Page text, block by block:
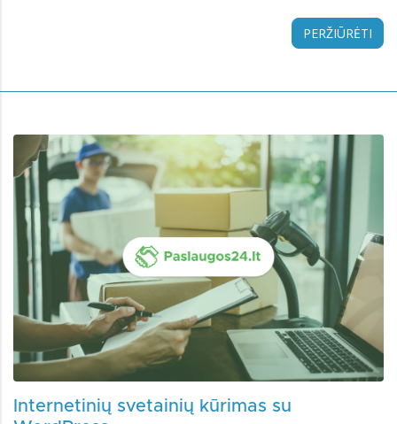
PERŽIŪRĖTI
Internetinių svetainių kūrimas su